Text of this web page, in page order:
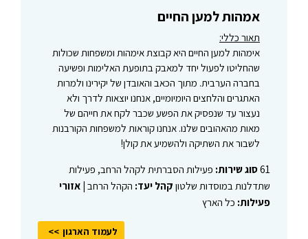
אמהות למען החיים
תאור כללי:
אימהות למען החיים היא קבוצת אימהות ומשפחות שכולות
שהחליטו לפעול יחד למאבק בתופעת האלימות ופשיעה
בחברה הערבית. מתוך הכאב והאובדן של יקירינו ולמרות
האתגרים והלחצים היומיומיים, אנחנו יוצאות לדרך ולא
נעצור עד שנפסיק את הפשע שכבר לקח את חייהם של
מאות מהאהובים שלנו. אנחנו קוראות למשפחות הקורבנות
לשבור את השתיקה ולהשמיע את קולן!
61סוג שירות: פעילות הסברתית לקהל הרחב, פעילות
שתדלנות במוסדות שלטון קהל יעד: הקהל הרחב | אזורי
פעילות: כל הארץ
לעמוד הארגון